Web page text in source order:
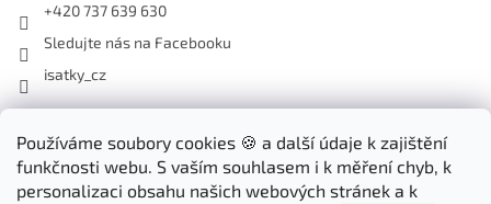
Používáme soubory cookies 🍪 a další údaje k zajištění
funkčnosti webu. S vaším souhlasem i k měření chyb, k
personalizaci obsahu našich webových stránek a k
+420 737 639 630
Sledujte nás na Facebooku
isatky_cz
Odebírat newsletter
Vložte svůj e-mail a my vám budeme zasílat informace o nových